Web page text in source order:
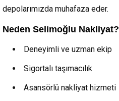
depolarımızda muhafaza eder.
Neden Selimoğlu Nakliyat?
Deneyimli ve uzman ekip
Sigortalı taşımacılık
Asansörlü nakliyat hizmeti